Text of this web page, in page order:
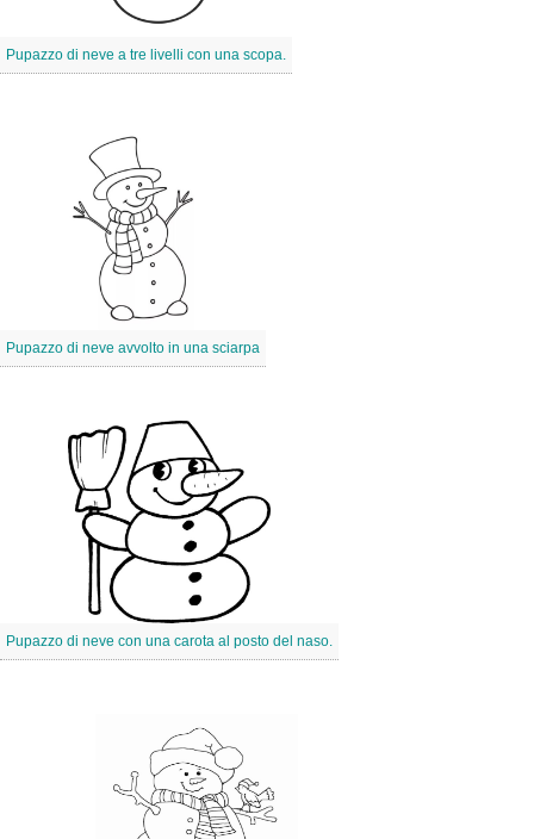
Pupazzo di neve a tre livelli con una scopa.
Pupazzo di neve avvolto in una sciarpa
Pupazzo di neve con una carota al posto del naso.